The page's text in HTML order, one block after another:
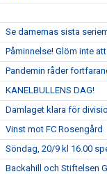
Se damernas sista
Påminnelse! Glöm inte
Pandemin råder
KANELBULLENS DAG!
Damlaget klara för
Vinst mot FC Rosengård
Söndag, 20/9 kl 16.00
Backahill och Stiftelsen